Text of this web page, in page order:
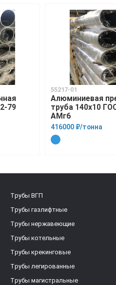
79
55217-01
Алюминиевая
труба 140х10
АМг6
416000 ₽/тонна
Трубы ВГП
Трубы газлифтные
Трубы нержавеющие
Трубы котельные
Трубы крекинговые
Трубы легированные
Трубы магистральные